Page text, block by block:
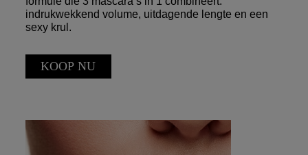
indrukwekkend volume, uitdagende lengte en een
sexy krul.
KOOP NU